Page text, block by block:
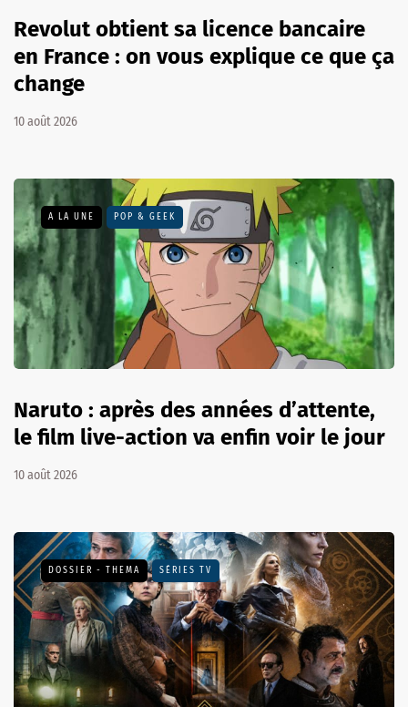
Revolut obtient sa licence bancaire
en France : on vous explique ce que ça
change
10 août 2026
A LA UNE POP & GEEK
Naruto : après des années d’attente,
le film live-action va enfin voir le jour
10 août 2026
DOSSIER - THEMA SÉRIES TV